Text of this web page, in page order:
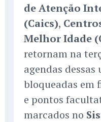
de Atenção
(Caics),
Melhor Idade
retornam na
agendas dessas
bloqueadas em
e pontos
marcados no